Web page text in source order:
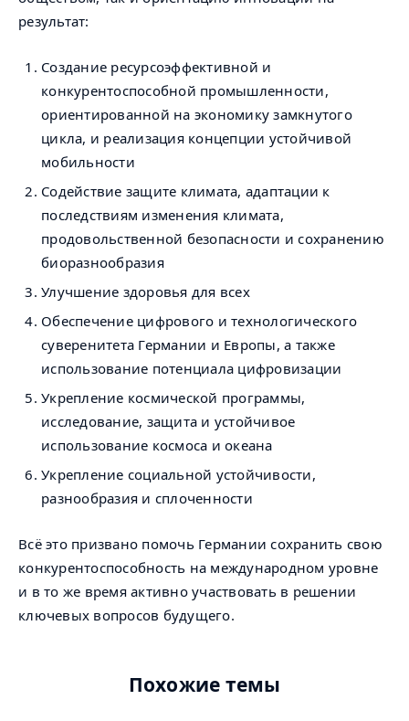
результат:
Создание ресурсоэффективной и
конкурентоспособной промышленности,
ориентированной на экономику замкнутого
цикла, и реализация концепции устойчивой
мобильности
Содействие защите климата, адаптации к
последствиям изменения климата,
продовольственной безопасности и сохранению
биоразнообразия
Улучшение здоровья для всех
Обеспечение цифрового и технологического
суверенитета Германии и Европы, а также
использование потенциала цифровизации
Укрепление космической программы,
исследование, защита и устойчивое
использование космоса и океана
Укрепление социальной устойчивости,
разнообразия и сплоченности
Всё это призвано помочь Германии сохранить свою
конкурентоспособность на международном уровне
и в то же время активно участвовать в решении
ключевых вопросов будущего.
Похожие темы